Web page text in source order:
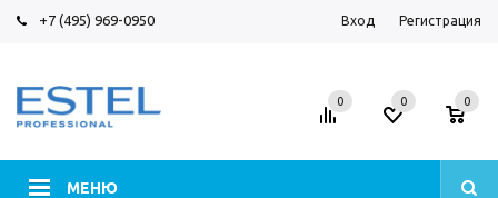
+7 (495) 969-0950 Вход Регистрация
МЕНЮ
0 0 0